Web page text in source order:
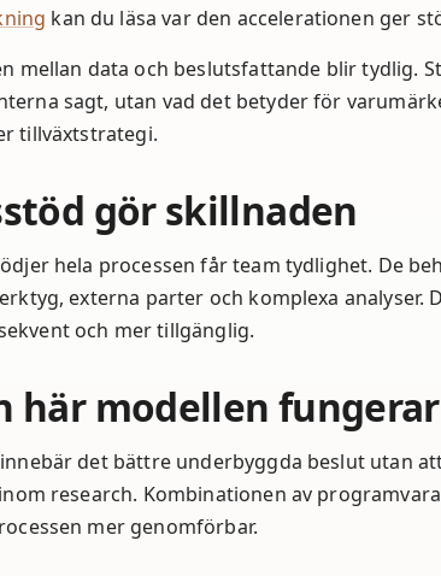
kan du läsa var den accelerationen ger
mellan data och beslutsfattande blir tydlig.
sagt, utan vad det betyder för
tillväxtstrategi.
gör skillnaden
hela processen får team tydlighet. De
externa parter och komplexa analyser.
och mer tillgänglig.
här modellen
det bättre underbyggda beslut utan
research. Kombinationen av
mer genomförbar.